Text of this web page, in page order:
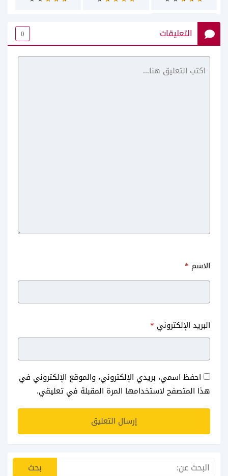
Aptoide Store
التعليقات 0
الاسم *
البريد الإلكتروني *
احفظ اسمي، بريدي الإلكتروني، والموقع الإلكتروني في
هذا المتصفح لاستخدامها المرة المقبلة في تعليقي.